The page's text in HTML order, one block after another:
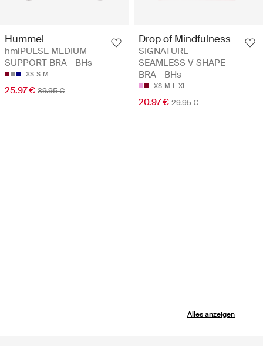
Hummel
hmlPULSE MEDIUM
SUPPORT BRA - BHs
XS S M
25.97 € 39.95 €
Drop of Mindfulness
SIGNATURE
SEAMLESS V SHAPE
BRA - BHs
XS M L XL
20.97 € 29.95 €
Alles anzeigen